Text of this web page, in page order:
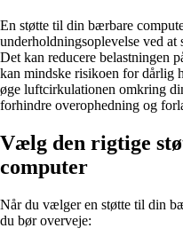
En støtte til din bærbare
underholdningsoplevelse ved
Det kan reducere belastningen
kan mindske risikoen for dårlig
øge luftcirkulationen omkring
forhindre overophedning og
Vælg den rigtige
computer
Når du vælger en støtte til din
du bør overveje: